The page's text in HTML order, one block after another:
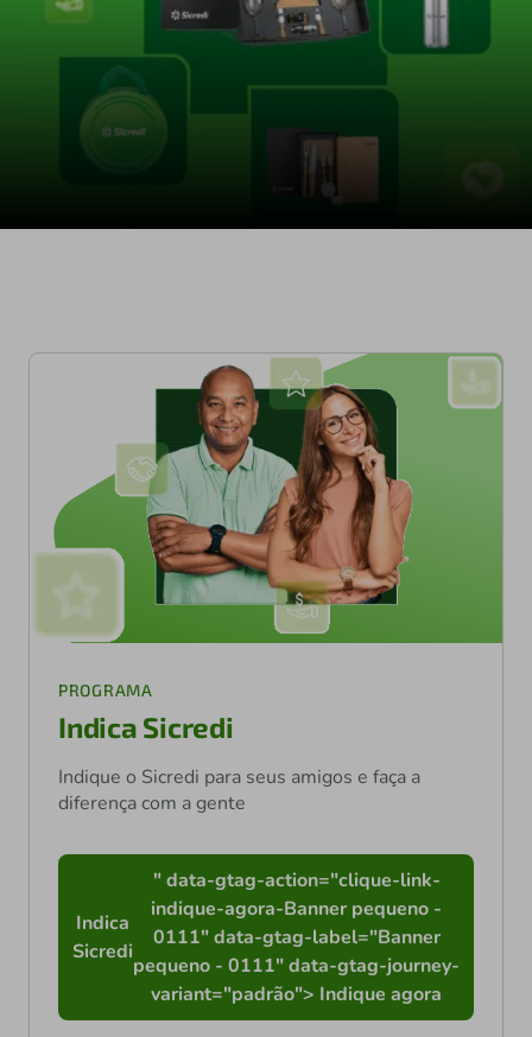
PROGRAMA
Indica Sicredi
Indique o Sicredi para seus amigos e faça a
diferença com a gente
Indica
Sicredi
" data-gtag-action="clique-link-
indique-agora-Banner pequeno -
0111" data-gtag-label="Banner
pequeno - 0111" data-gtag-journey-
variant="padrão"> Indique agora